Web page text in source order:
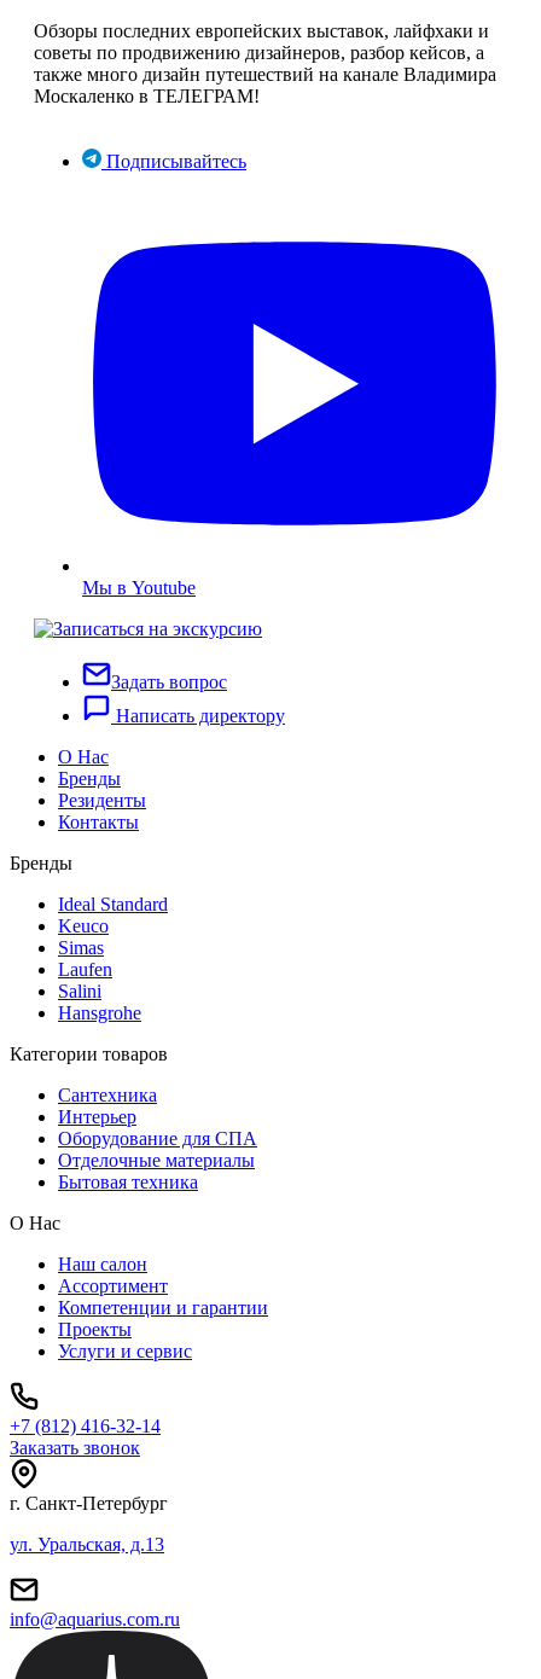
Обзоры последних европейских выставок, лайфхаки и
советы по продвижению дизайнеров, разбор кейсов, а
также много дизайн путешествий на канале Владимира
Москаленко в ТЕЛЕГРАМ!
Подписывайтесь
Мы в Youtube
Задать вопрос
Написать директору
О Нас
Бренды
Резиденты
Контакты
Бренды
Ideal Standard
Keuco
Simas
Laufen
Salini
Hansgrohe
Категории товаров
Сантехника
Интерьер
Оборудование для СПА
Отделочные материалы
Бытовая техника
О Нас
Наш салон
Ассортимент
Компетенции и гарантии
Проекты
Услуги и сервис
+7 (812) 416-32-14
Заказать звонок
г. Санкт-Петербург
ул. Уральская, д.13
info@aquarius.com.ru